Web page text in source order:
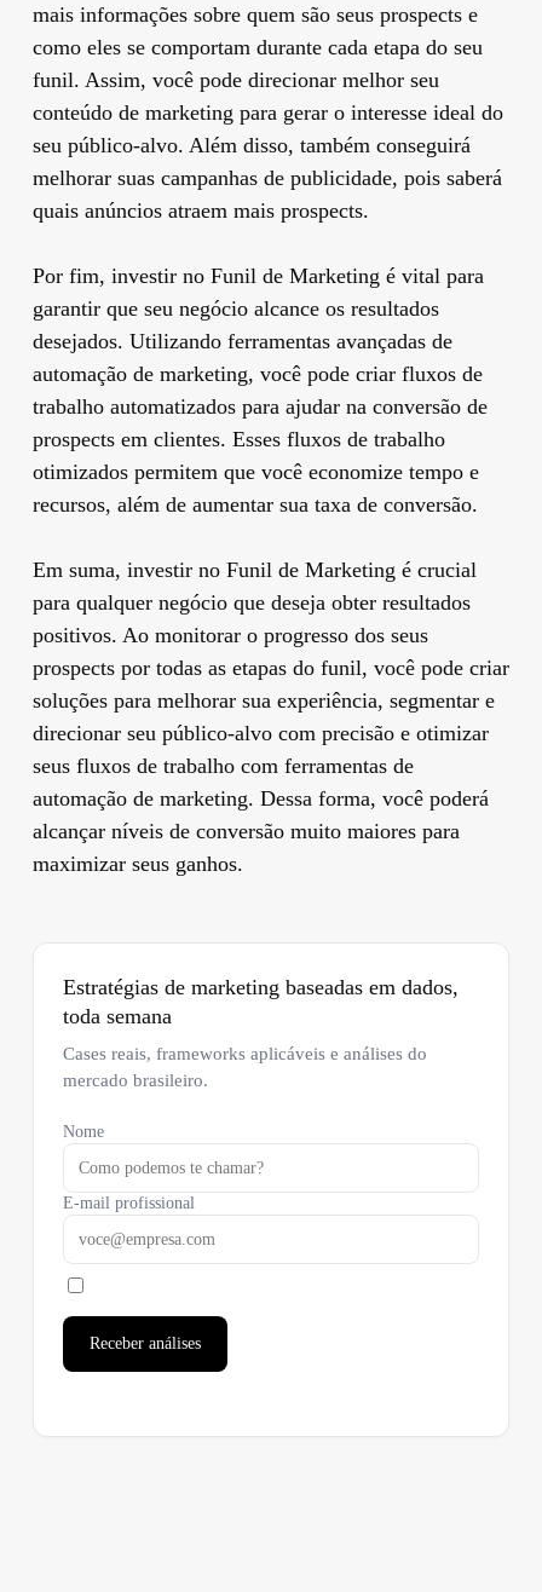
mais informações sobre quem são seus prospects e
como eles se comportam durante cada etapa do seu
funil. Assim, você pode direcionar melhor seu
conteúdo de marketing para gerar o interesse ideal do
seu público-alvo. Além disso, também conseguirá
melhorar suas campanhas de publicidade, pois saberá
quais anúncios atraem mais prospects.
Por fim, investir no Funil de Marketing é vital para
garantir que seu negócio alcance os resultados
desejados. Utilizando ferramentas avançadas de
automação de marketing, você pode criar fluxos de
trabalho automatizados para ajudar na conversão de
prospects em clientes. Esses fluxos de trabalho
otimizados permitem que você economize tempo e
recursos, além de aumentar sua taxa de conversão.
Em suma, investir no Funil de Marketing é crucial
para qualquer negócio que deseja obter resultados
positivos. Ao monitorar o progresso dos seus
prospects por todas as etapas do funil, você pode criar
soluções para melhorar sua experiência, segmentar e
direcionar seu público-alvo com precisão e otimizar
seus fluxos de trabalho com ferramentas de
automação de marketing. Dessa forma, você poderá
alcançar níveis de conversão muito maiores para
maximizar seus ganhos.
Estratégias de marketing baseadas em dados,
toda semana
Cases reais, frameworks aplicáveis e análises do
mercado brasileiro.
Nome
E-mail profissional
Receber análises